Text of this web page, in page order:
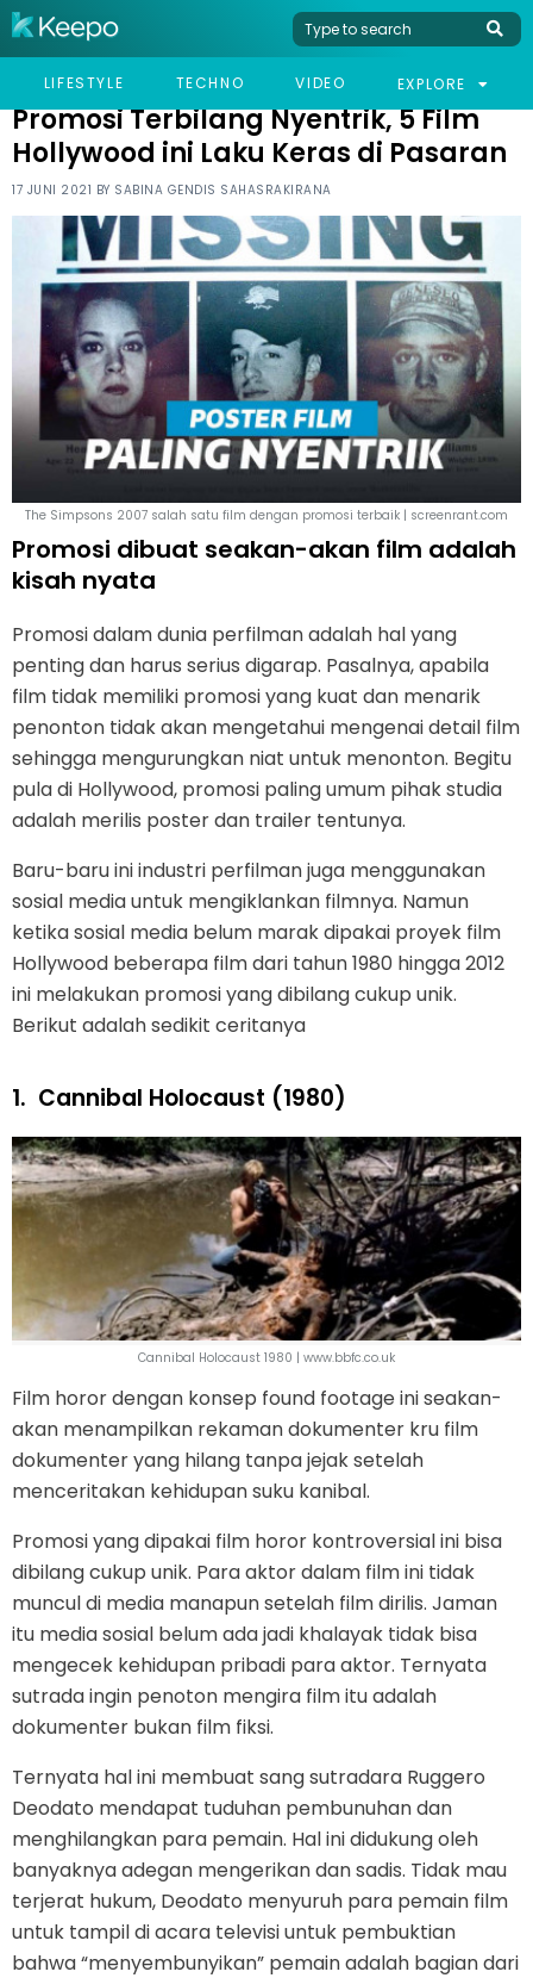
LIFESTYLE TECHNO VIDEO EXPLORE
HOME LIFESTYLE
PROMOSI TERBILANG NYENTRIK, 5 FILM HOLLYWOOD INI LAKU
Promosi Terbilang Nyentrik, 5 Film
Hollywood ini Laku Keras di Pasaran
17 JUNI 2021 BY SABINA GENDIS SAHASRAKIRANA
The Simpsons 2007 salah satu film dengan promosi terbaik | screenrant.com
Promosi dibuat seakan-akan film adalah
kisah nyata
Promosi dalam dunia perfilman adalah hal yang
penting dan harus serius digarap. Pasalnya, apabila
film tidak memiliki promosi yang kuat dan menarik
penonton tidak akan mengetahui mengenai detail film
sehingga mengurungkan niat untuk menonton. Begitu
pula di Hollywood, promosi paling umum pihak studia
adalah merilis poster dan trailer tentunya.
Baru-baru ini industri perfilman juga menggunakan
sosial media untuk mengiklankan filmnya. Namun
ketika sosial media belum marak dipakai proyek film
Hollywood beberapa film dari tahun 1980 hingga 2012
ini melakukan promosi yang dibilang cukup unik.
Berikut adalah sedikit ceritanya
1. Cannibal Holocaust (1980)
Cannibal Holocaust 1980 | www.bbfc.co.uk
Film horor dengan konsep found footage ini seakan-
akan menampilkan rekaman dokumenter kru film
dokumenter yang hilang tanpa jejak setelah
menceritakan kehidupan suku kanibal.
Promosi yang dipakai film horor kontroversial ini bisa
dibilang cukup unik. Para aktor dalam film ini tidak
muncul di media manapun setelah film dirilis. Jaman
itu media sosial belum ada jadi khalayak tidak bisa
mengecek kehidupan pribadi para aktor. Ternyata
sutrada ingin penoton mengira film itu adalah
dokumenter bukan film fiksi.
Ternyata hal ini membuat sang sutradara Ruggero
Deodato mendapat tuduhan pembunuhan dan
menghilangkan para pemain. Hal ini didukung oleh
banyaknya adegan mengerikan dan sadis. Tidak mau
terjerat hukum, Deodato menyuruh para pemain film
untuk tampil di acara televisi untuk pembuktian
bahwa “menyembunyikan” pemain adalah bagian dari